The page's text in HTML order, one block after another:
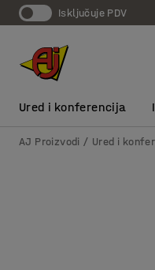
Isključuje PDV
Ured i konferencija
AJ Proizvodi Ured i